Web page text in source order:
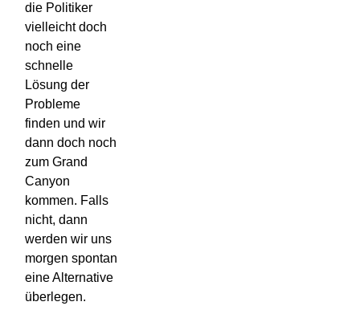
die Politiker
vielleicht doch
noch eine
schnelle
Lösung der
Probleme
finden und wir
dann doch noch
zum Grand
Canyon
kommen. Falls
nicht, dann
werden wir uns
morgen spontan
eine Alternative
überlegen.